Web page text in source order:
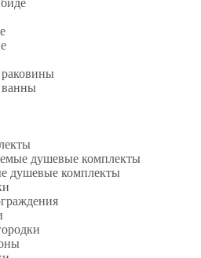
ванны
душевые комплекты
душевые комплекты